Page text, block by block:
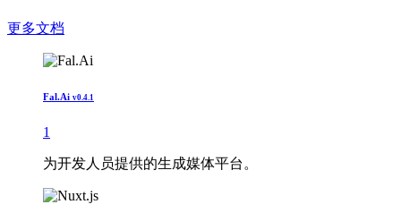
更多文档
Fal.Ai v0.4.1
1
为开发人员提供的生成媒体平台。